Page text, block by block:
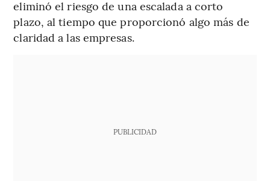
eliminó el riesgo de una escalada a corto
plazo, al tiempo que proporcionó algo más de
claridad a las empresas.
PUBLICIDAD